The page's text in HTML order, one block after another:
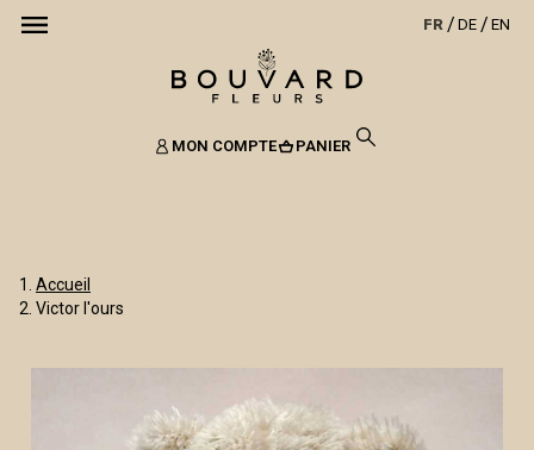
FR DE EN
MON COMPTE PANIER
Accueil
Victor l'ours